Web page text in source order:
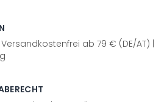
ab 79 € (DE/AT) |